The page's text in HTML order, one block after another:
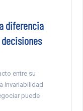
diferencia
entre su
invariabilidad
puede